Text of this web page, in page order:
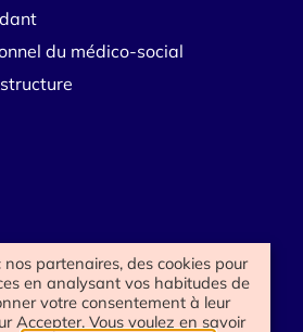
du médico-social
nos partenaires, des cookies pour
en analysant vos habitudes de
votre consentement à leur
Accepter. Vous voulez en savoir